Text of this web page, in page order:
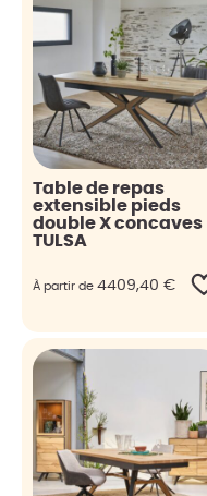
Table de repas
extensible pieds
double X concaves
TULSA
À partir de 4409,40 €